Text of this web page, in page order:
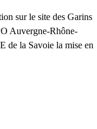
sur le site des Garins
Auvergne-Rhône-
de la Savoie la mise en